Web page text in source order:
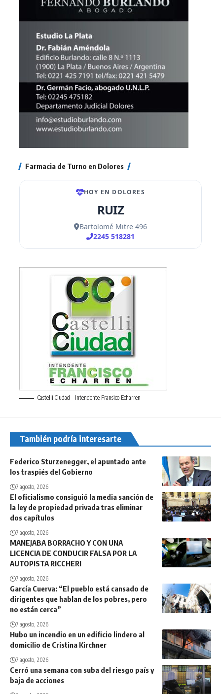
Farmacia de Turno en Dolores
Castelli Ciudad - Intendente Fransico Echarren
También podría interesarte
Federico Sturzenegger, el apuntado ante
los traspiés del Gobierno
7 agosto, 2026
El oficialismo consiguió la media sanción de
la ley de propiedad privada tras eliminar
dos capítulos
7 agosto, 2026
MANEJABA BORRACHO Y CON UNA
LICENCIA DE CONDUCIR FALSA POR LA
AUTOPISTA RICCHERI
7 agosto, 2026
García Cuerva: “El pueblo está cansado de
dirigentes que hablan de los pobres, pero
no están cerca”
7 agosto, 2026
Hubo un incendio en un edificio lindero al
domicilio de Cristina Kirchner
7 agosto, 2026
Cerró una semana con suba del riesgo país y
baja de acciones